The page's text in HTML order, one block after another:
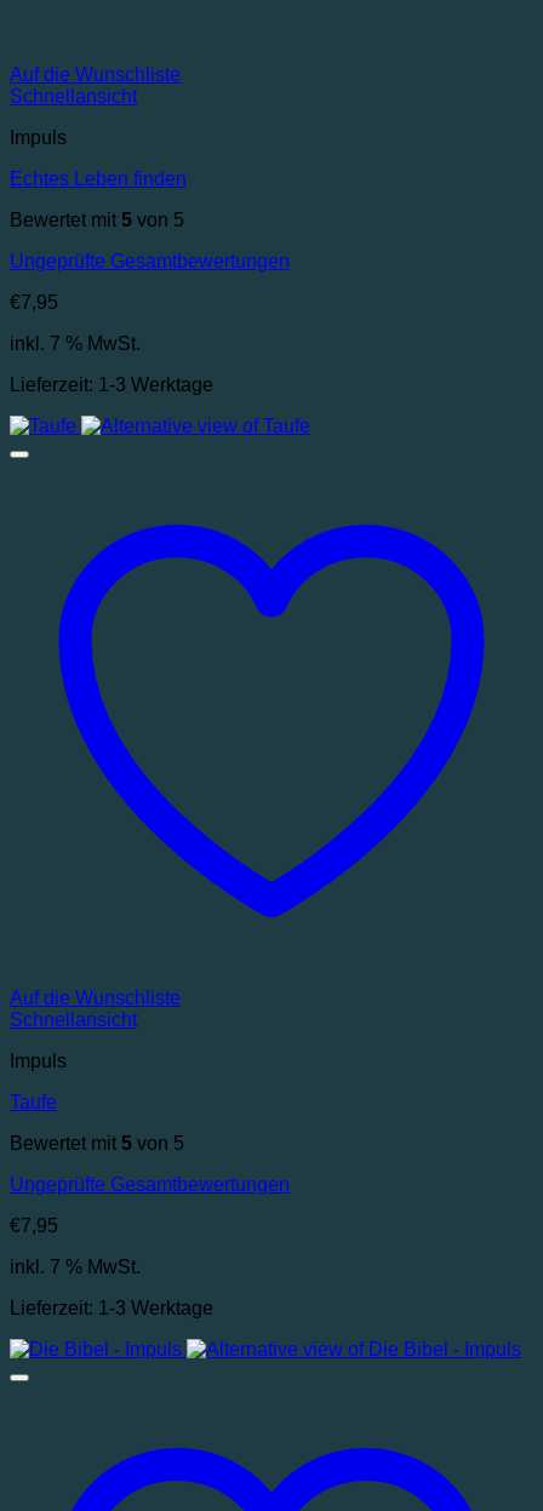
Auf die Wunschliste
Schnellansicht
Impuls
Echtes Leben finden
Bewertet mit 5 von 5
Ungeprüfte Gesamtbewertungen
€7,95
inkl. 7 % MwSt.
Lieferzeit: 1-3 Werktage
Auf die Wunschliste
Schnellansicht
Impuls
Taufe
Bewertet mit 5 von 5
Ungeprüfte Gesamtbewertungen
€7,95
inkl. 7 % MwSt.
Lieferzeit: 1-3 Werktage